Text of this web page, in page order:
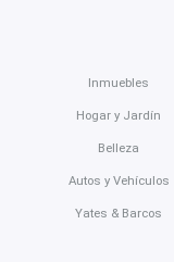
Inmuebles
Hogar y Jardín
Belleza
Autos y Vehículos
Yates & Barcos